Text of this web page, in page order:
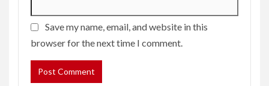
Save my name, email, and website in this
browser for the next time I comment.